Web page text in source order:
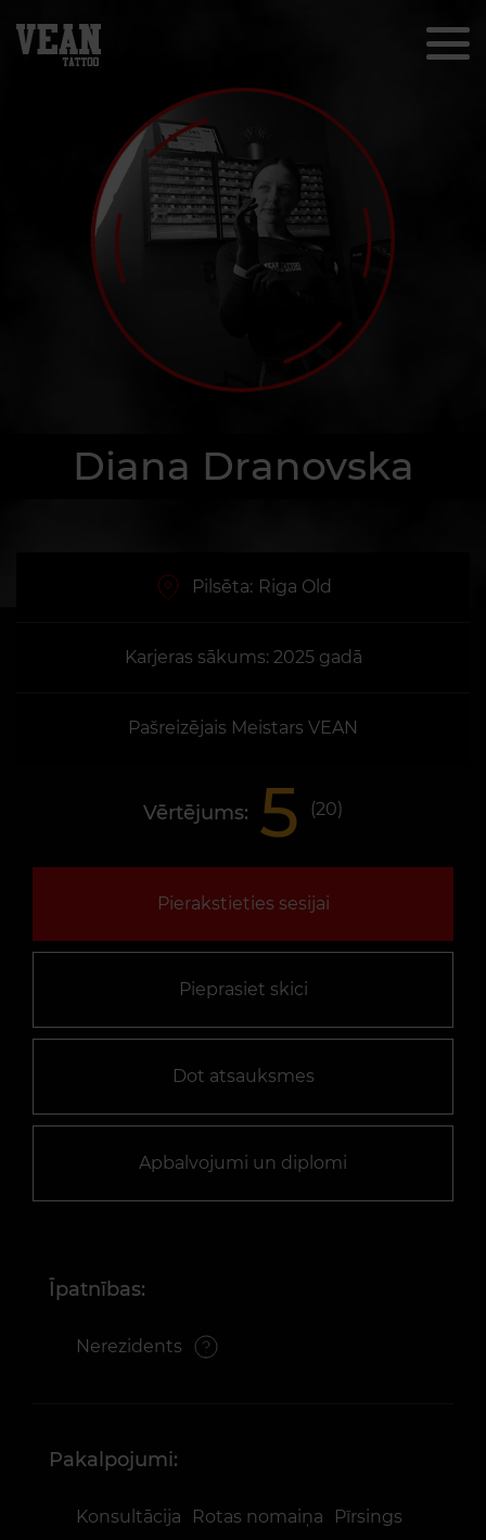
Diana Dranovska
Pilsēta: Riga Old
Karjeras sākums: 2025 gadā
Pašreizējais Meistars VEAN
Vērtējums: 5 (20)
Pierakstieties sesijai
Pieprasiet skici
Dot atsauksmes
Apbalvojumi un diplomi
Īpatnības:
Nerezidents
Pakalpojumi:
Konsultācija Rotas nomaiņa
Pīrsings